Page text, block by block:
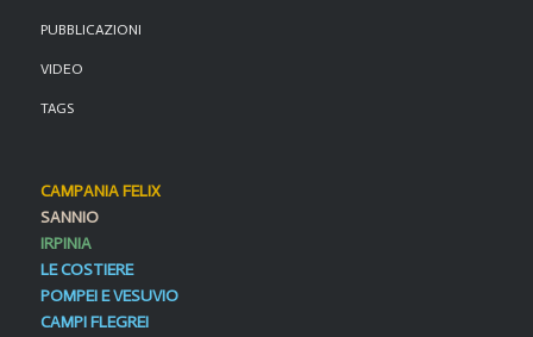
PUBBLICAZIONI
VIDEO
TAGS
CAMPANIA FELIX
SANNIO
IRPINIA
LE COSTIERE
POMPEI E VESUVIO
CAMPI FLEGREI